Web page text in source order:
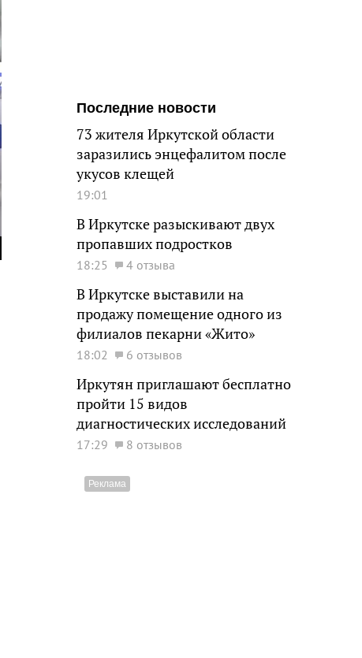
Последние новости
73 жителя Иркутской области
заразились энцефалитом после
укусов клещей
19:01
В Иркутске разыскивают двух
пропавших подростков
18:25 4 отзыва
В Иркутске выставили на
продажу помещение одного из
филиалов пекарни «Жито»
18:02 6 отзывов
Иркутян приглашают бесплатно
пройти 15 видов
диагностических исследований
17:29 8 отзывов